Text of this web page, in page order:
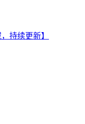
持续更新】